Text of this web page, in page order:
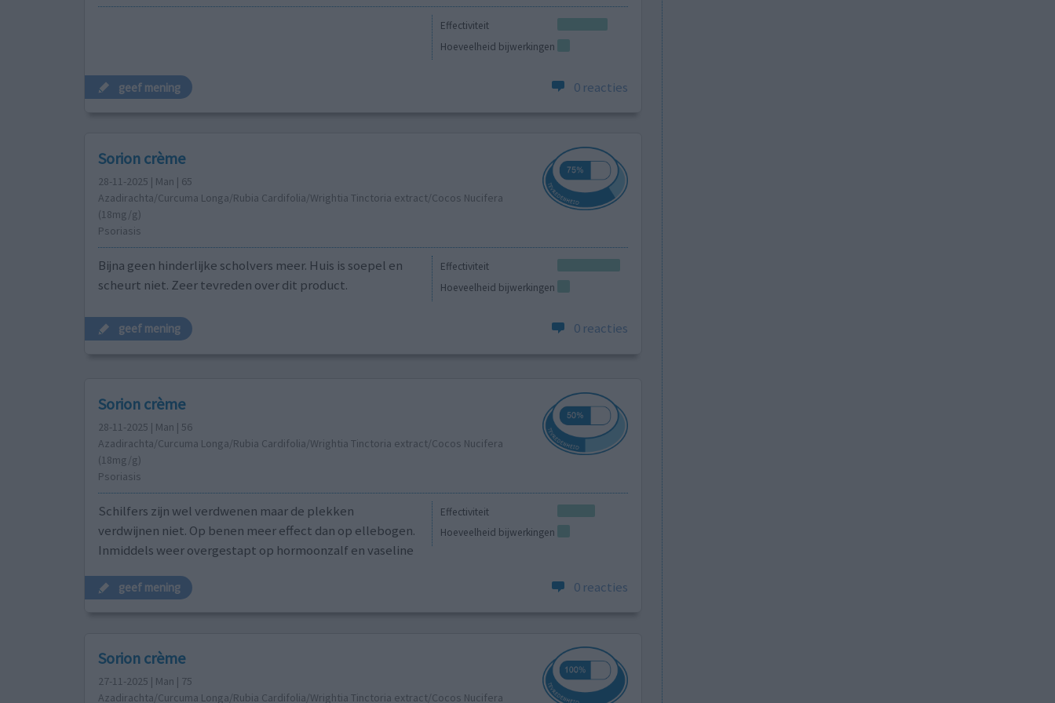
Effectiviteit
Hoeveelheid bijwerkingen
geef mening 0 reacties
Sorion crème
28-11-2025 | Man | 65
Azadirachta/Curcuma Longa/Rubia Cardifolia/Wrightia Tinctoria extract/Cocos Nucifera
(18mg/g)
Psoriasis
Effectiviteit
Hoeveelheid bijwerkingen
Bijna geen hinderlijke scholvers meer. Huis is soepel en
scheurt niet. Zeer tevreden over dit product.
geef mening 0 reacties
Sorion crème
28-11-2025 | Man | 56
Azadirachta/Curcuma Longa/Rubia Cardifolia/Wrightia Tinctoria extract/Cocos Nucifera
(18mg/g)
Psoriasis
Effectiviteit
Hoeveelheid bijwerkingen
Schilfers zijn wel verdwenen maar de plekken
verdwijnen niet. Op benen meer effect dan op ellebogen.
Inmiddels weer overgestapt op hormoonzalf en vaseline
geef mening 0 reacties
Sorion crème
27-11-2025 | Man | 75
Azadirachta/Curcuma Longa/Rubia Cardifolia/Wrightia Tinctoria extract/Cocos Nucifera